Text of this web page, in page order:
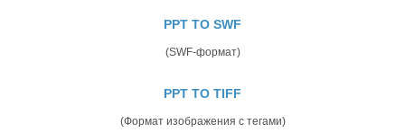
PPT TO SWF
(SWF-формат)
PPT TO TIFF
(Формат изображения с тегами)